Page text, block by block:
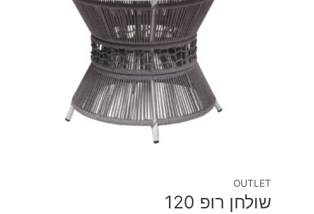
OUTLET
שולחן רופ 120